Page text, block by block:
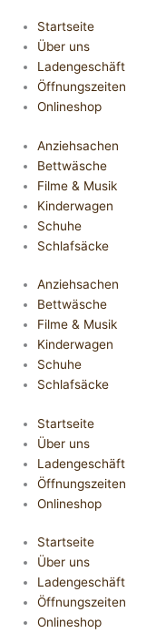
Startseite
Über uns
Ladengeschäft
Öffnungszeiten
Onlineshop
Anziehsachen
Bettwäsche
Filme & Musik
Kinderwagen
Schuhe
Schlafsäcke
Anziehsachen
Bettwäsche
Filme & Musik
Kinderwagen
Schuhe
Schlafsäcke
Startseite
Über uns
Ladengeschäft
Öffnungszeiten
Onlineshop
Startseite
Über uns
Ladengeschäft
Öffnungszeiten
Onlineshop